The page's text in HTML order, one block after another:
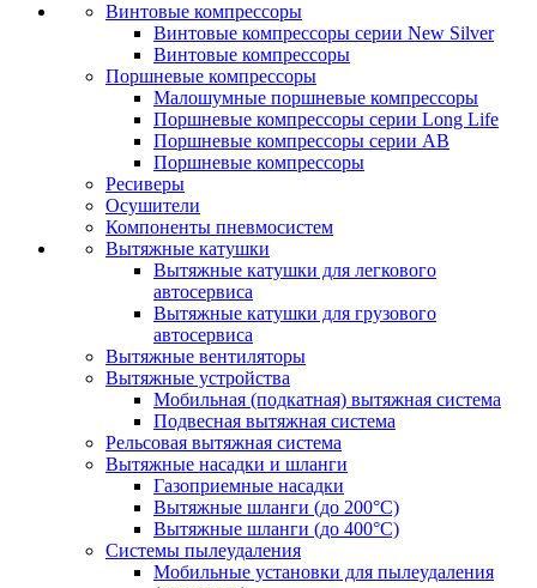
Винтовые компрессоры
Винтовые компрессоры серии New Silver
Винтовые компрессоры
Поршневые компрессоры
Малошумные поршневые компрессоры
Поршневые компрессоры серии Long Life
Поршневые компрессоры серии AB
Поршневые компрессоры
Ресиверы
Осушители
Компоненты пневмосистем
Вытяжные катушки
Вытяжные катушки для легкового
автосервиса
Вытяжные катушки для грузового
автосервиса
Вытяжные вентиляторы
Вытяжные устройства
Мобильная (подкатная) вытяжная система
Подвесная вытяжная система
Рельсовая вытяжная система
Вытяжные насадки и шланги
Газоприемные насадки
Вытяжные шланги (до 200°C)
Вытяжные шланги (до 400°C)
Системы пылеудаления
Мобильные установки для пылеудаления